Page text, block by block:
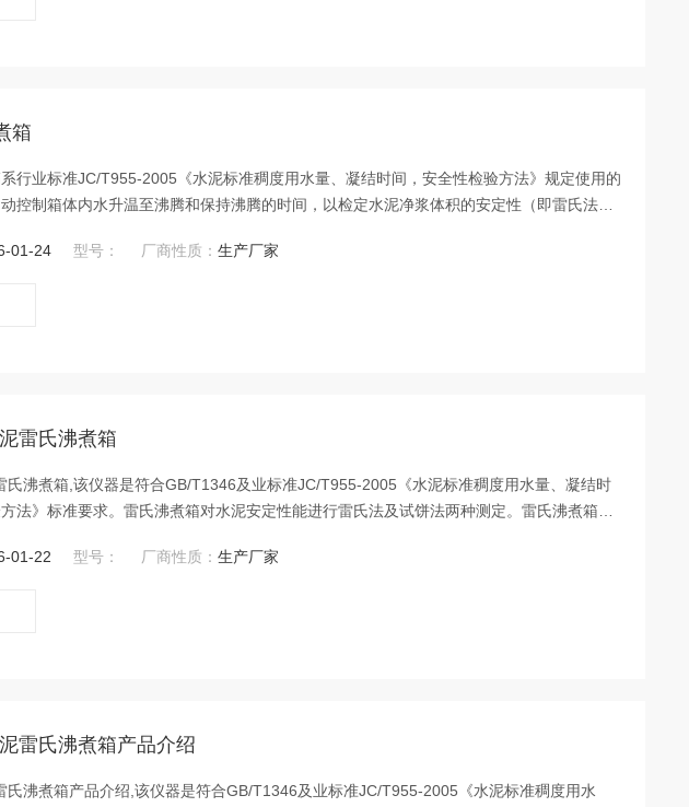
箱
行业标准JC/T955-2005《水泥标准稠度用水量、凝结时间，安全性检验方法》规定使用的
控制箱体内水升温至沸腾和保持沸腾的时间，以检定水泥净浆体积的安定性（即雷氏法和
01-24 型号： 厂商性质：生产厂家
雷氏沸煮箱
氏沸煮箱,该仪器是符合GB/T1346及业标准JC/T955-2005《水泥标准稠度用水量、凝结时
法》标准要求。雷氏沸煮箱对水泥安定性能进行雷氏法及试饼法两种测定。雷氏沸煮箱对
01-22 型号： 厂商性质：生产厂家
雷氏沸煮箱产品介绍
氏沸煮箱产品介绍,该仪器是符合GB/T1346及业标准JC/T955-2005《水泥标准稠度用水